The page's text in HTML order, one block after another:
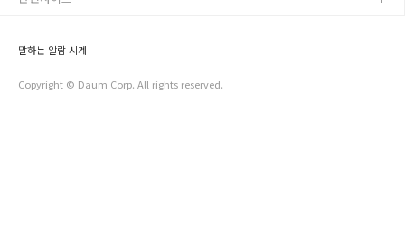
말하는 알람 시계
Copyright © Daum Corp. All rights reserved.